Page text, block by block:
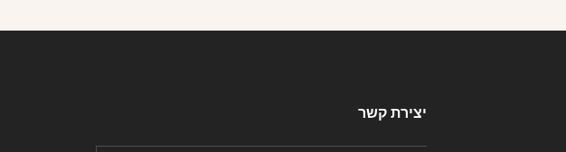
יצירת קשר